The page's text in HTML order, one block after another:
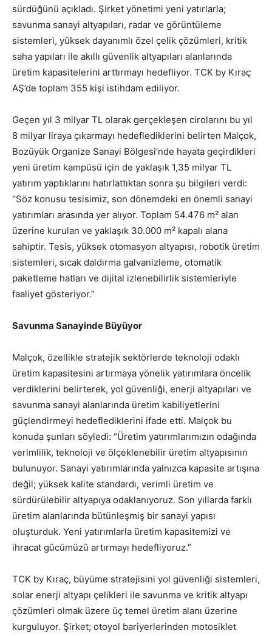
sürdüğünü açıkladı. Şirket yönetimi yeni yatırlarla;
savunma sanayi altyapıları, radar ve görüntüleme
sistemleri, yüksek dayanımlı özel çelik çözümleri, kritik
saha yapıları ile akıllı güvenlik altyapıları alanlarında
üretim kapasitelerini arttırmayı hedefliyor. TCK by Kıraç
AŞ’de toplam 355 kişi istihdam ediliyor.
Geçen yıl 3 milyar TL olarak gerçekleşen cirolarını bu yıl
8 milyar liraya çıkarmayı hedeflediklerini belirten Malçok,
Bozüyük Organize Sanayi Bölgesi’nde hayata geçirdikleri
yeni üretim kampüsü için de yaklaşık 1,35 milyar TL
yatırım yaptıklarını hatırlattıktan sonra şu bilgileri verdi:
“Söz konusu tesisimiz, son dönemdeki en önemli sanayi
yatırımları arasında yer alıyor. Toplam 54.476 m² alan
üzerine kurulan ve yaklaşık 30.000 m² kapalı alana
sahiptir. Tesis, yüksek otomasyon altyapısı, robotik üretim
sistemleri, sıcak daldırma galvanizleme, otomatik
paketleme hatları ve dijital izlenebilirlik sistemleriyle
faaliyet gösteriyor.”
Savunma Sanayinde Büyüyor
Malçok, özellikle stratejik sektörlerde teknoloji odaklı
üretim kapasitesini artırmaya yönelik yatırımlara öncelik
verdiklerini belirterek, yol güvenliği, enerji altyapıları ve
savunma sanayi alanlarında üretim kabiliyetlerini
güçlendirmeyi hedeflediklerini ifade etti. Malçok bu
konuda şunları söyledi: “Üretim yatırımlarımızın odağında
verimlilik, teknoloji ve ölçeklenebilir üretim altyapısının
bulunuyor. Sanayi yatırımlarında yalnızca kapasite artışına
değil; yüksek kalite standardı, verimli üretim ve
sürdürülebilir altyapıya odaklanıyoruz. Son yıllarda farklı
üretim alanlarında bütünleşmiş bir sanayi yapısı
oluşturduk. Yeni yatırımlarla üretim kapasitemizi ve
ihracat gücümüzü artırmayı hedefliyoruz.”
TCK by Kıraç, büyüme stratejisini yol güvenliği sistemleri,
solar enerji altyapı çelikleri ile savunma ve kritik altyapı
çözümleri olmak üzere üç temel üretim alanı üzerine
kurguluyor. Şirket; otoyol bariyerlerinden motosiklet